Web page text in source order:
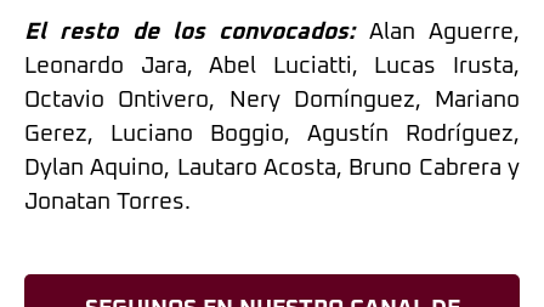
El resto de los convocados:Alan Aguerre,
Leonardo Jara, Abel Luciatti, Lucas Irusta,
Octavio Ontivero, Nery Domínguez, Mariano
Gerez, Luciano Boggio, Agustín Rodríguez,
Dylan Aquino, Lautaro Acosta, Bruno Cabrera y
Jonatan Torres.